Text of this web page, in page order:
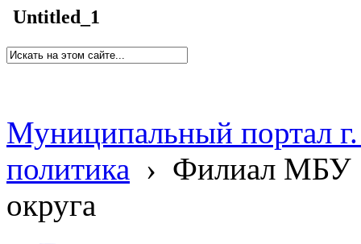
Untitled_1
Муниципальный портал
политика › Филиал МБУ
округа